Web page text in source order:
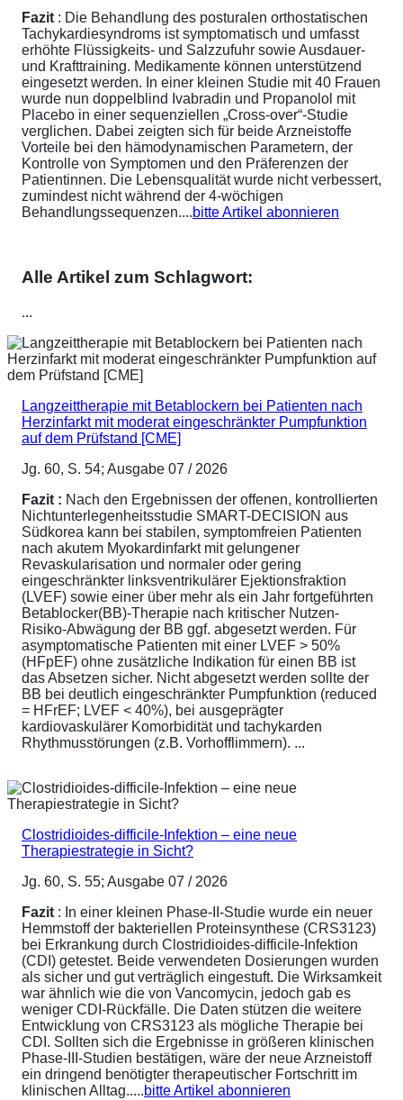
Fazit : Die Behandlung des posturalen orthostatischen
Tachykardiesyndroms ist symptomatisch und umfasst
erhöhte Flüssigkeits- und Salzzufuhr sowie Ausdauer-
und Krafttraining. Medikamente können unterstützend
eingesetzt werden. In einer kleinen Studie mit 40 Frauen
wurde nun doppelblind Ivabradin und Propanolol mit
Placebo in einer sequenziellen „Cross-over“-Studie
verglichen. Dabei zeigten sich für beide Arzneistoffe
Vorteile bei den hämodynamischen Parametern, der
Kontrolle von Symptomen und den Präferenzen der
Patientinnen. Die Lebensqualität wurde nicht verbessert,
zumindest nicht während der 4-wöchigen
Behandlungssequenzen....bitte Artikel abonnieren
Alle Artikel zum Schlagwort:
...
Langzeittherapie mit Betablockern bei Patienten nach
Herzinfarkt mit moderat eingeschränkter Pumpfunktion
auf dem Prüfstand [CME]
Jg. 60, S. 54; Ausgabe 07 / 2026
Fazit : Nach den Ergebnissen der offenen, kontrollierten
Nichtunterlegenheitsstudie SMART-DECISION aus
Südkorea kann bei stabilen, symptomfreien Patienten
nach akutem Myokardinfarkt mit gelungener
Revaskularisation und normaler oder gering
eingeschränkter linksventrikulärer Ejektionsfraktion
(LVEF) sowie einer über mehr als ein Jahr fortgeführten
Betablocker(BB)-Therapie nach kritischer Nutzen-
Risiko-Abwägung der BB ggf. abgesetzt werden. Für
asymptomatische Patienten mit einer LVEF > 50%
(HFpEF) ohne zusätzliche Indikation für einen BB ist
das Absetzen sicher. Nicht abgesetzt werden sollte der
BB bei deutlich eingeschränkter Pumpfunktion (reduced
= HFrEF; LVEF < 40%), bei ausgeprägter
kardiovaskulärer Komorbidität und tachykarden
Rhythmusstörungen (z.B. Vorhofflimmern). ...
Clostridioides-difficile-Infektion – eine neue
Therapiestrategie in Sicht?
Jg. 60, S. 55; Ausgabe 07 / 2026
Fazit : In einer kleinen Phase-II-Studie wurde ein neuer
Hemmstoff der bakteriellen Proteinsynthese (CRS3123)
bei Erkrankung durch Clostridioides-difficile-Infektion
(CDI) getestet. Beide verwendeten Dosierungen wurden
als sicher und gut verträglich eingestuft. Die Wirksamkeit
war ähnlich wie die von Vancomycin, jedoch gab es
weniger CDI-Rückfälle. Die Daten stützen die weitere
Entwicklung von CRS3123 als mögliche Therapie bei
CDI. Sollten sich die Ergebnisse in größeren klinischen
Phase-III-Studien bestätigen, wäre der neue Arzneistoff
ein dringend benötigter therapeutischer Fortschritt im
klinischen Alltag.....bitte Artikel abonnieren